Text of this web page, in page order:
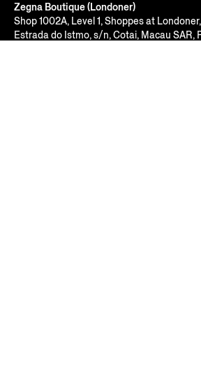
Zegna Boutique (Londoner)
Shop 1002A, Level 1, Shoppes at
Estrada do Istmo, s/n, Cotai, Macau SAR,